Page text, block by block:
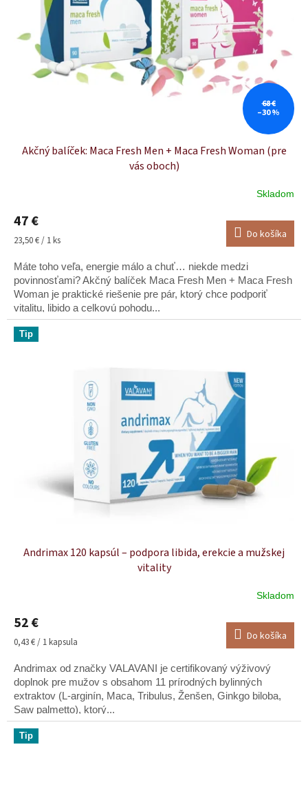
68 €
–30 %
Akčný balíček: Maca Fresh Men + Maca Fresh Woman (pre
vás oboch)
produktu
je
5,0
z
hviezdičiek.
Skladom
47 €
Jednotková
23,50 € / 1 ks Do košíka
Máte toho veľa, energie málo a chuť… niekde medzi
povinnosťami? Akčný balíček Maca Fresh Men + Maca Fresh
Woman je praktické riešenie pre pár, ktorý chce podporiť
vitalitu, libido a celkovú pohodu...
Tip
Andrimax 120 kapsúl – podpora libida, erekcie a mužskej
vitality
produktu
je
5,0
z
5
hviezdičiek.
Skladom
52 €
Jednotková
0,43 € / 1 kapsula Do košíka
Andrimax od značky VALAVANI je certifikovaný výživový
doplnok pre mužov s obsahom 11 prírodných bylinných
extraktov (L-arginín, Maca, Tribulus, Ženšen, Ginkgo biloba,
Saw palmetto), ktorý...
Tip